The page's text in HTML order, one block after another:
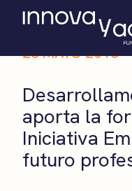
28 MAYO 2018
aporta la
Iniciativa
futuro